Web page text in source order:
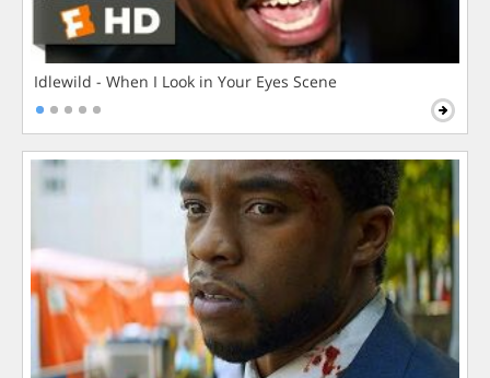
Idlewild - When I Look in Your Eyes Scene